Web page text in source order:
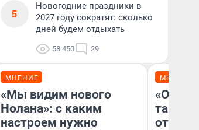
5
Новогодние праздники в
2027 году сократят: сколько
дней будем отдыхать
58 450 29
МНЕНИЕ
«Мы видим нового
Нолана»: с каким
настроем нужно
МНЕНИЕ